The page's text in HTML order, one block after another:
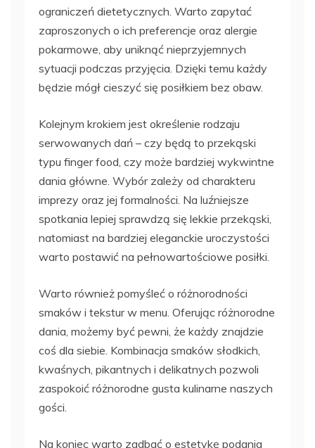
ograniczeń dietetycznych. Warto zapytać
zaproszonych o ich preferencje oraz alergie
pokarmowe, aby uniknąć nieprzyjemnych
sytuacji podczas przyjęcia. Dzięki temu każdy
będzie mógł cieszyć się posiłkiem bez obaw.
Kolejnym krokiem jest określenie rodzaju
serwowanych dań – czy będą to przekąski
typu finger food, czy może bardziej wykwintne
dania główne. Wybór zależy od charakteru
imprezy oraz jej formalności. Na luźniejsze
spotkania lepiej sprawdzą się lekkie przekąski,
natomiast na bardziej eleganckie uroczystości
warto postawić na pełnowartościowe posiłki.
Warto również pomyśleć o różnorodności
smaków i tekstur w menu. Oferując różnorodne
dania, możemy być pewni, że każdy znajdzie
coś dla siebie. Kombinacja smaków słodkich,
kwaśnych, pikantnych i delikatnych pozwoli
zaspokoić różnorodne gusta kulinarne naszych
gości.
Na koniec warto zadbać o estetykę podania